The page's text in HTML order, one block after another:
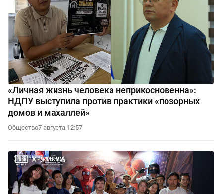
«Личная жизнь человека неприкосновенна»:
НДПУ выступила против практики «позорных
домов и махаллей»
Общество7 августа 12:57